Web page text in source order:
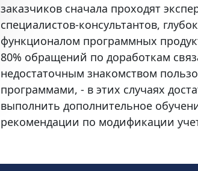
заказчиков сначала проходят
специалистов-консультантов,
функционалом программных
80% обращений по доработкам
недостаточным знакомством
программами, - в этих случаях
выполнить дополнительное
рекомендации по модификации